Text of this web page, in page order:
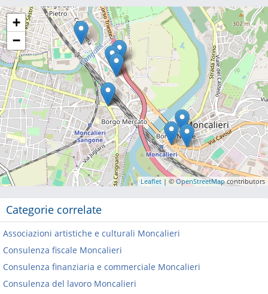
+
−
Leaflet | ©OpenStreetMapcontributors
Categorie correlate
Associazioni artistiche e culturali Moncalieri
Consulenza fiscale Moncalieri
Consulenza finanziaria e commerciale Moncalieri
Consulenza del lavoro Moncalieri